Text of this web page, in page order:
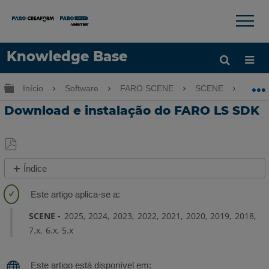
Knowledge Base
Idioma
×
Expandir/recolher hierarquia global
Início Software FARO SCENE SCENE
Download e instalação do FARO LS SDK
Salvar
como
PDF
Índice
download
SCENE 2025 2024 2023 2022 2021 2020 2019 2018
7.x 6.x 5.x